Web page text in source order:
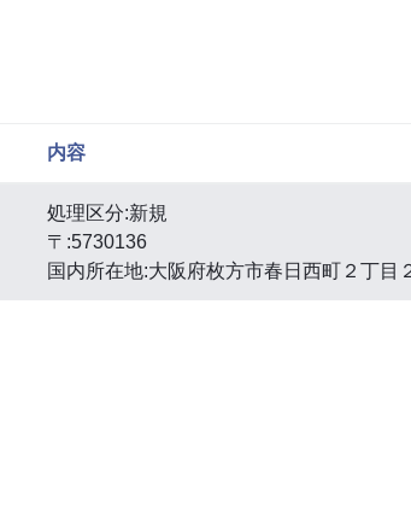
内容
処理区分:新規
〒:5730136
国内所在地:大阪府枚方市春日西町２丁目